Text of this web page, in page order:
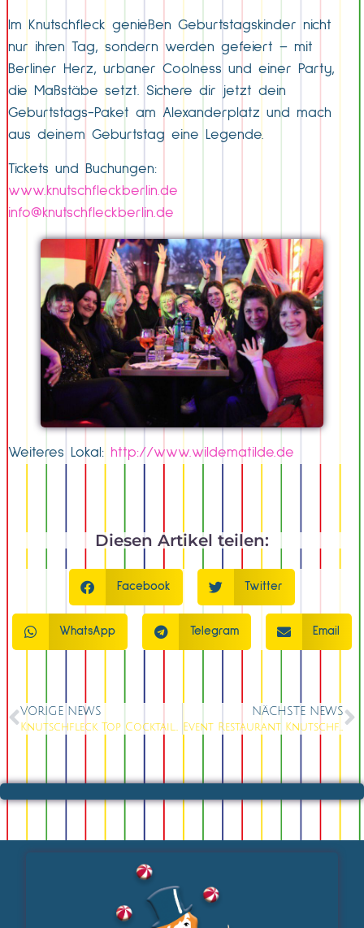
Im Knutschfleck genießen Geburtstagskinder nicht
nur ihren Tag, sondern werden gefeiert – mit
Berliner Herz, urbaner Coolness und einer Party,
die Maßstäbe setzt. Sichere dir jetzt dein
Geburtstags-Paket am Alexanderplatz und mach
aus deinem Geburtstag eine Legende.
Tickets und Buchungen:
www.knutschfleckberlin.de
info@knutschfleckberlin.de
Weiteres Lokal: http://www.wildematilde.de
Diesen Artikel teilen:
Facebook Twitter
WhatsApp Telegram Email
VORIGE NEWS
Knutschfleck Top Cocktailbar Berlin
NÄCHSTE NEWS
Event Restaurant Knutschfleck